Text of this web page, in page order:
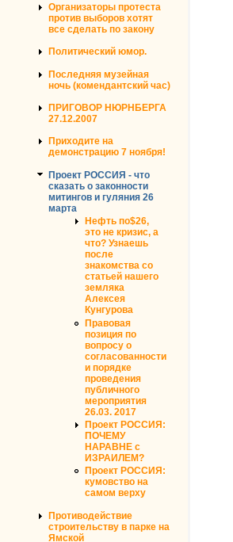
Организаторы протеста
против выборов хотят
все сделать по закону
Политический юмор.
Последняя музейная
ночь (комендантский час)
ПРИГОВОР НЮРНБЕРГА
27.12.2007
Приходите на
демонстрацию 7 ноября!
Проект РОССИЯ - что
сказать о законности
митингов и гуляния 26
марта
Нефть по$26,
это не кризис, а
что? Узнаешь
после
знакомства со
статьей нашего
земляка
Алексея
Кунгурова
Правовая
позиция по
вопросу о
согласованности
и порядке
проведения
публичного
мероприятия
26.03. 2017
Проект РОССИЯ:
ПОЧЕМУ
НАРАВНЕ с
ИЗРАИЛЕМ?
Проект РОССИЯ:
кумовство на
самом верху
Противодействие
строительству в парке на
Ямской